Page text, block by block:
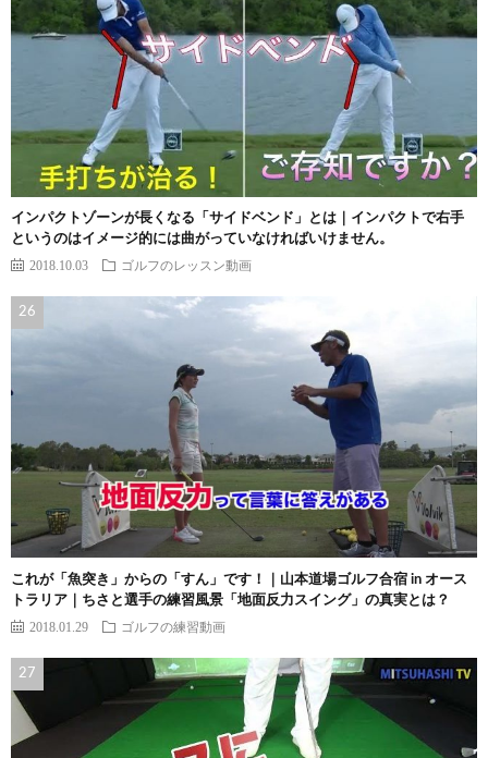
インパクトゾーンが長くなる「サイドベンド」とは｜インパクトで右手
というのはイメージ的には曲がっていなければいけません。
2018.10.03 ゴルフのレッスン動画
これが「魚突き」からの「すん」です！｜山本道場ゴルフ合宿 in オース
トラリア｜ちさと選手の練習風景「地面反力スイング」の真実とは？
2018.01.29 ゴルフの練習動画